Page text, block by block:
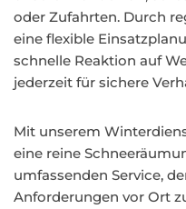
oder Zufahrten. Durch
eine flexible
schnelle Reaktion auf
jederzeit für sichere
Mit unserem
eine reine
umfassenden Service,
Anforderungen vor Ort